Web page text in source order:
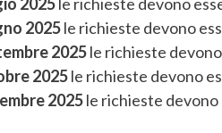
2025le richieste devono
2025le richieste
2025le richieste devono
2025le richieste